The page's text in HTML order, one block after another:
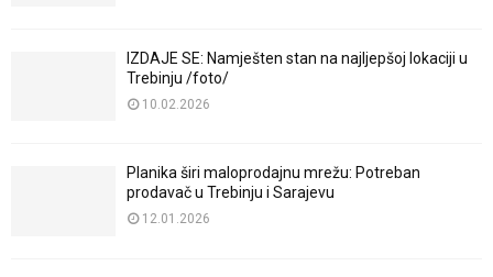
IZDAJE SE: Namješten stan na najljepšoj lokaciji u
Trebinju /foto/
10.02.2026
Planika širi maloprodajnu mrežu: Potreban
prodavač u Trebinju i Sarajevu
12.01.2026